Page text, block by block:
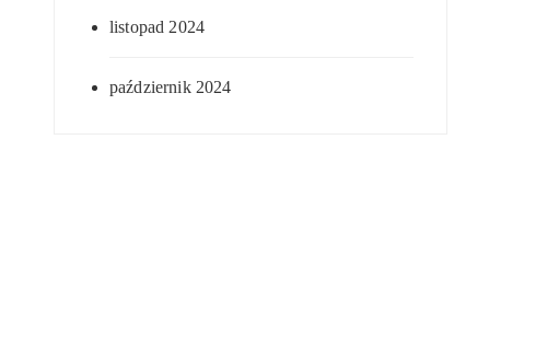
listopad 2024
październik 2024